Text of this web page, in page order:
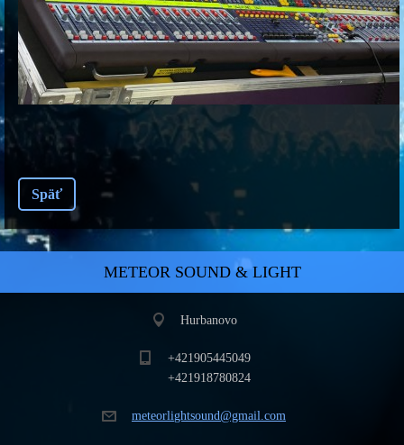
Späť
METEOR SOUND & LIGHT
Hurbanovo
+421905445049
+421918780824
meteorlightsound@gmail.com